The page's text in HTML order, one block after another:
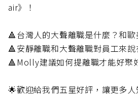
air》！
🔺台灣人的大聲離職是什麼？和
🔺安靜離職和大聲離職對員工來說
🔺Molly建議如何提離職才能好聚
🌟歡迎給我們五星好評，讓更多